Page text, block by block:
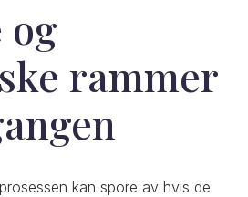
og
rammer
kan spore av hvis de